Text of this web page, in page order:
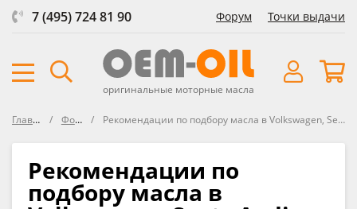
7 (495) 724 81 90 Форум Точки выдачи
оригинальные моторные масла
Главная Форум Рекомендации по подбору масла в Volkswagen, Seat , Audi, Škoda
Рекомендации по
подбору масла в